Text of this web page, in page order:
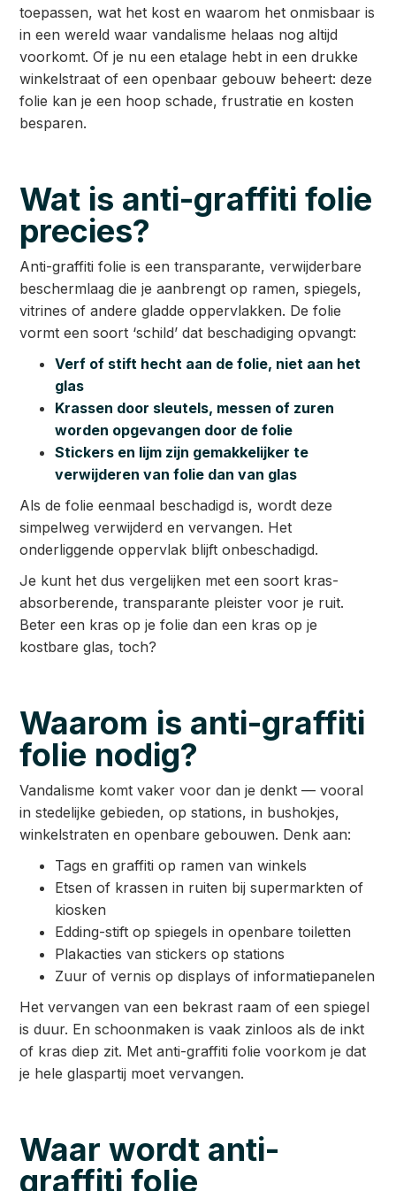
toepassen, wat het kost en waarom het onmisbaar is
in een wereld waar vandalisme helaas nog altijd
voorkomt. Of je nu een etalage hebt in een drukke
winkelstraat of een openbaar gebouw beheert: deze
folie kan je een hoop schade, frustratie en kosten
besparen.
Wat is anti-graffiti folie
precies?
Anti-graffiti folie is een transparante, verwijderbare
beschermlaag die je aanbrengt op ramen, spiegels,
vitrines of andere gladde oppervlakken. De folie
vormt een soort ‘schild’ dat beschadiging opvangt:
Verf of stift hecht aan de folie, niet aan het
glas
Krassen door sleutels, messen of zuren
worden opgevangen door de folie
Stickers en lijm zijn gemakkelijker te
verwijderen van folie dan van glas
Als de folie eenmaal beschadigd is, wordt deze
simpelweg verwijderd en vervangen. Het
onderliggende oppervlak blijft onbeschadigd.
Je kunt het dus vergelijken met een soort kras-
absorberende, transparante pleister voor je ruit.
Beter een kras op je folie dan een kras op je
kostbare glas, toch?
Waarom is anti-graffiti
folie nodig?
Vandalisme komt vaker voor dan je denkt — vooral
in stedelijke gebieden, op stations, in bushokjes,
winkelstraten en openbare gebouwen. Denk aan:
Tags en graffiti op ramen van winkels
Etsen of krassen in ruiten bij supermarkten of
kiosken
Edding-stift op spiegels in openbare toiletten
Plakacties van stickers op stations
Zuur of vernis op displays of informatiepanelen
Het vervangen van een bekrast raam of een spiegel
is duur. En schoonmaken is vaak zinloos als de inkt
of kras diep zit. Met anti-graffiti folie voorkom je dat
je hele glaspartij moet vervangen.
Waar wordt anti-
graffiti folie